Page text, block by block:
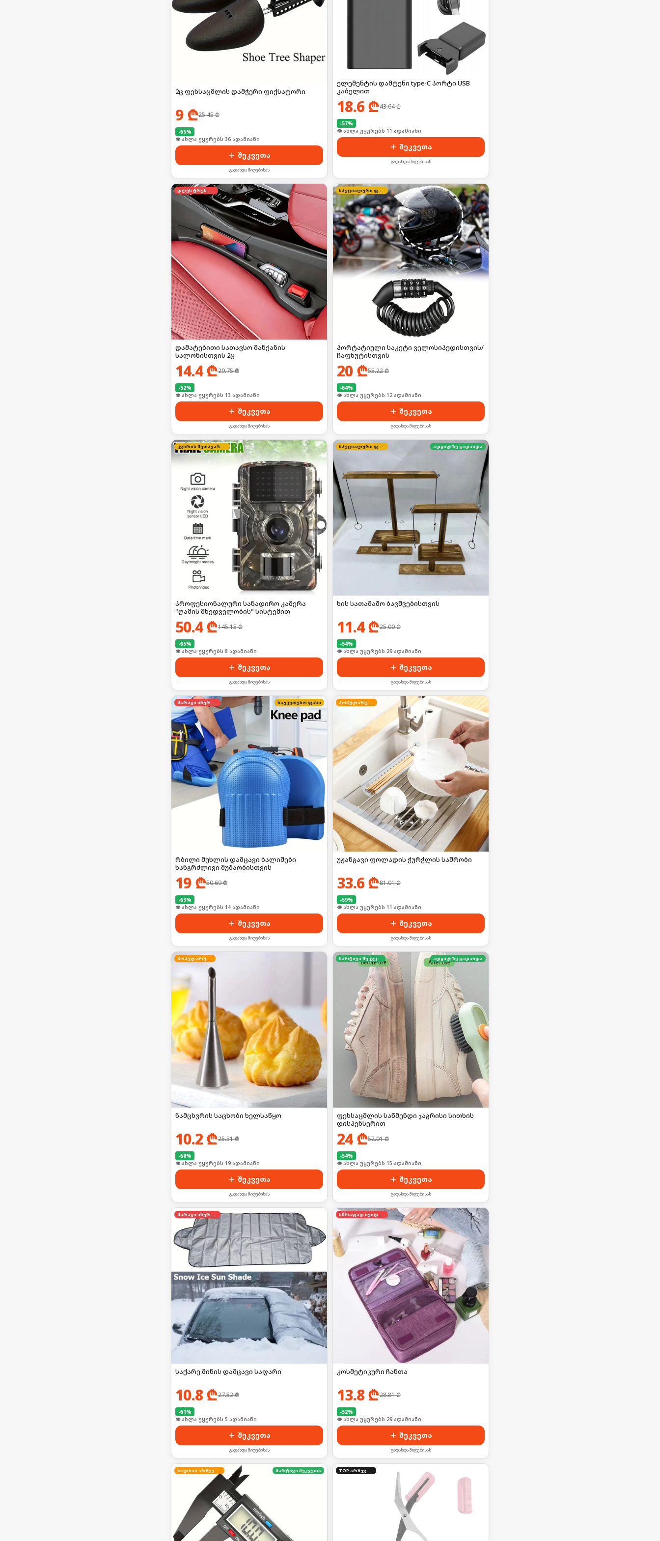
2ც ფეხსაცმლის დამჭერი ფიქსატორი
9₾25.45₾
-65%
👁 ახლა უყურებს 36 ადამიანი
შეკვეთა
გადახდა მიღებისას
ელემენტის დამტენი type-C პორტი USB
კაბელით
18.6₾43.64₾
-57%
👁 ახლა უყურებს 11 ადამიანი
შეკვეთა
გადახდა მიღებისას
დღეს ტრენდში
დამატებითი სათავსო მანქანის
სალონისთვის 2ც
14.4₾29.75₾
-52%
👁 ახლა უყურებს 13 ადამიანი
შეკვეთა
გადახდა მიღებისას
სპეციალური ფასი
პორტატიული საკეტი ველოსიპედისთვის/
ჩაფხუტისთვის
20₾55.22₾
-64%
👁 ახლა უყურებს 12 ადამიანი
შეკვეთა
გადახდა მიღებისას
კვირის შეთავაზება
პროფესიონალური სანადირო კამერა
"ღამის მხედველობის" სისტემით
50.4₾145.15₾
-65%
👁 ახლა უყურებს 8 ადამიანი
შეკვეთა
გადახდა მიღებისას
სპეციალური ფასი ადგილზე გადახდა
ხის სათამაშო ბავშვებისთვის
11.4₾25.00₾
-54%
👁 ახლა უყურებს 29 ადამიანი
შეკვეთა
გადახდა მიღებისას
მარაგი იწურება საუკეთესო ფასი
რბილი მუხლის დამცავი ბალიშები
ხანგრძლივი მუშაობისთვის
19₾50.69₾
-63%
👁 ახლა უყურებს 14 ადამიანი
შეკვეთა
გადახდა მიღებისას
პოპულარული
უჟანგავი ფოლადის ჭურჭლის საშრობი
33.6₾81.01₾
-59%
👁 ახლა უყურებს 11 ადამიანი
შეკვეთა
გადახდა მიღებისას
პოპულარული
ნამცხვრის საცხობი ხელსაწყო
10.2₾25.31₾
-60%
👁 ახლა უყურებს 19 ადამიანი
შეკვეთა
გადახდა მიღებისას
მარტივი შეკვეთა ადგილზე გადახდა
ფეხსაცმლის საწმენდი ჯაგრისი სითხის
დისპენსერით
24₾52.01₾
-54%
👁 ახლა უყურებს 15 ადამიანი
შეკვეთა
გადახდა მიღებისას
მარაგი იწურება
საქარე მინის დამცავი საფარი
10.8₾27.52₾
-61%
👁 ახლა უყურებს 5 ადამიანი
შეკვეთა
გადახდა მიღებისას
სწრაფად იყიდება
კოსმეტიკური ჩანთა
13.8₾28.81₾
-52%
👁 ახლა უყურებს 29 ადამიანი
შეკვეთა
გადახდა მიღებისას
ხალხის არჩევანი მარტივი შეკვეთა TOP არჩევანი